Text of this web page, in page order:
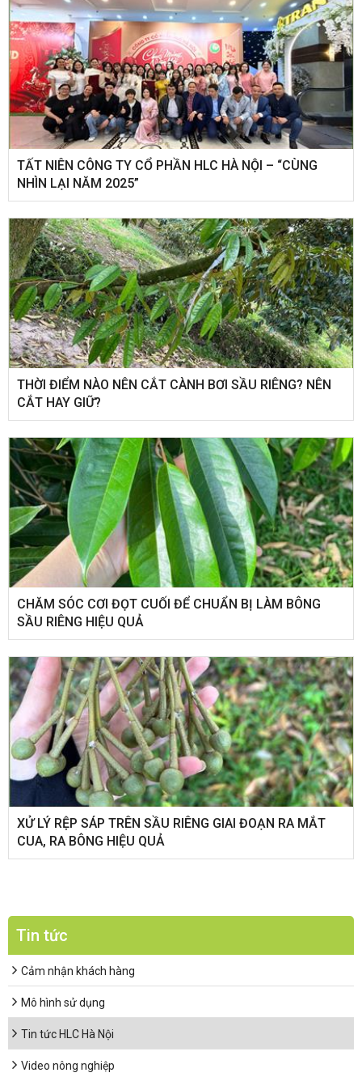
​TẤT NIÊN CÔNG TY CỔ PHẦN HLC HÀ NỘI – “CÙNG
NHÌN LẠI NĂM 2025”
THỜI ĐIỂM NÀO NÊN CẮT CÀNH BƠI SẦU RIÊNG? NÊN
CẮT HAY GIỮ?
CHĂM SÓC CƠI ĐỌT CUỐI ĐỂ CHUẨN BỊ LÀM BÔNG
SẦU RIÊNG HIỆU QUẢ
XỬ LÝ RỆP SÁP TRÊN SẦU RIÊNG GIAI ĐOẠN RA MẮT
CUA, RA BÔNG HIỆU QUẢ
Tin tức
Cảm nhận khách hàng
Mô hình sử dụng
Tin tức HLC Hà Nội
Video nông nghiệp